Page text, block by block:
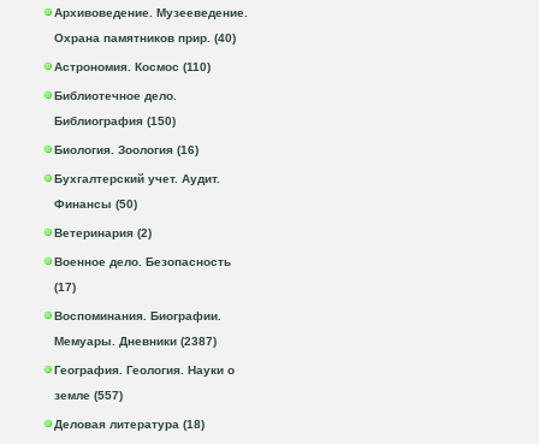
Архивоведение. Музееведение.
Охрана памятников прир. (40)
Астрономия. Космос (110)
Библиотечное дело.
Библиография (150)
Биология. Зоология (16)
Бухгалтерский учет. Аудит.
Финансы (50)
Ветеринария (2)
Военное дело. Безопасность
(17)
Воспоминания. Биографии.
Мемуары. Дневники (2387)
География. Геология. Науки о
земле (557)
Деловая литература (18)